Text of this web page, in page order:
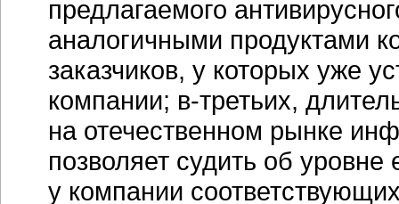
предлагаемого
аналогичными продуктами
заказчиков, у которых уже
компании; в-третьих,
на отечественном рынке
позволяет судить об
у компании